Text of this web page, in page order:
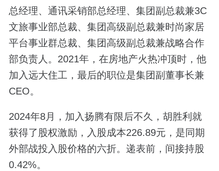
总经理、通讯采销部总经理、集团副总裁兼3C
文旅事业部总裁、集团高级副总裁兼时尚家居
平台事业群总裁、集团高级副总裁兼战略合作
部负责人。2021年，在房地产火热冲顶时，他
加入远大住工，最后的职位是集团副董事长兼
CEO。
2024年8月，加入扬腾有限后不久，胡胜利就
获得了股权激励，入股成本226.89元，是同期
外部战投入股价格的六折。递表前，间接持股
0.42%。